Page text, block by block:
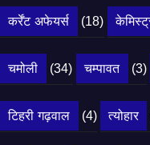
कर्रेंट अफेयर्स (18)
चमोली (34) चम्पावत (3)
टिहरी गढ़वाल (4) त्योहार